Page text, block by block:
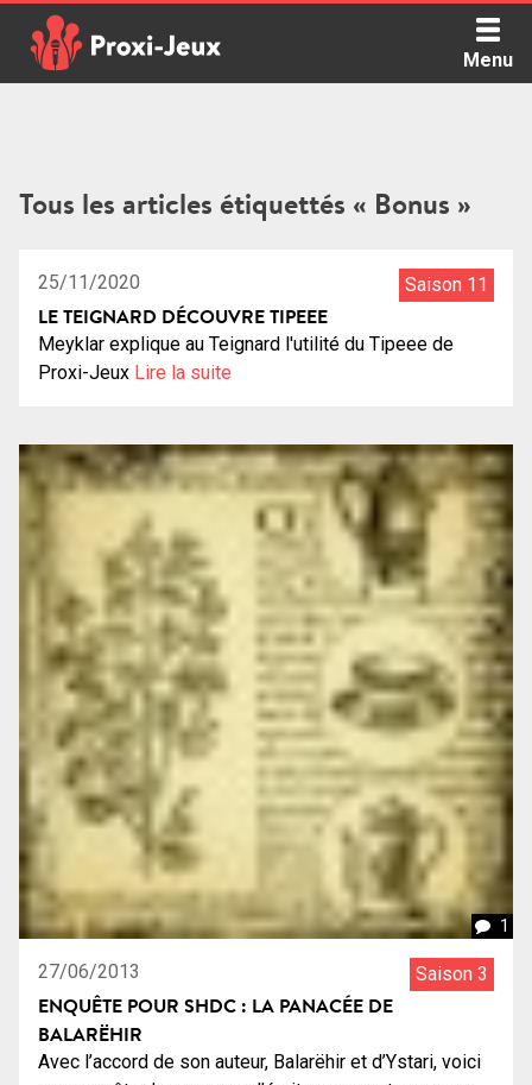
content
Menu
Tous les articles étiquettés « Bonus »
25/11/2020 Saison 11
LE TEIGNARD DÉCOUVRE TIPEEE
Meyklar explique au Teignard l'utilité du Tipeee de
Proxi-Jeux Lire la suite
1
27/06/2013 Saison 3
ENQUÊTE POUR SHDC : LA PANACÉE DE
BALARËHIR
Avec l’accord de son auteur, Balarëhir et d’Ystari, voici